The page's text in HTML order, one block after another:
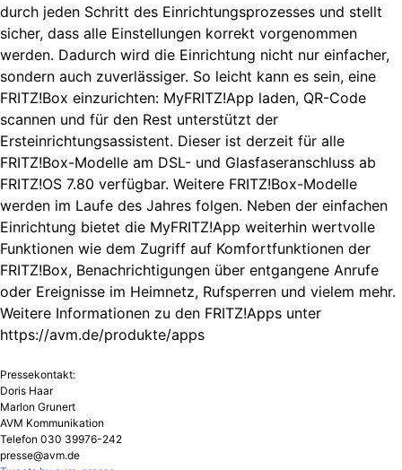
durch jeden Schritt des Einrichtungsprozesses und stellt
sicher, dass alle Einstellungen korrekt vorgenommen
werden. Dadurch wird die Einrichtung nicht nur einfacher,
sondern auch zuverlässiger. So leicht kann es sein, eine
FRITZ!Box einzurichten: MyFRITZ!App laden, QR-Code
scannen und für den Rest unterstützt der
Ersteinrichtungsassistent. Dieser ist derzeit für alle
FRITZ!Box-Modelle am DSL- und Glasfaseranschluss ab
FRITZ!OS 7.80 verfügbar. Weitere FRITZ!Box-Modelle
werden im Laufe des Jahres folgen. Neben der einfachen
Einrichtung bietet die MyFRITZ!App weiterhin wertvolle
Funktionen wie dem Zugriff auf Komfortfunktionen der
FRITZ!Box, Benachrichtigungen über entgangene Anrufe
oder Ereignisse im Heimnetz, Rufsperren und vielem mehr.
Weitere Informationen zu den FRITZ!Apps unter
https://avm.de/produkte/apps
Pressekontakt:
Doris Haar
Marlon Grunert
AVM Kommunikation
Telefon 030 39976-242
presse@avm.de